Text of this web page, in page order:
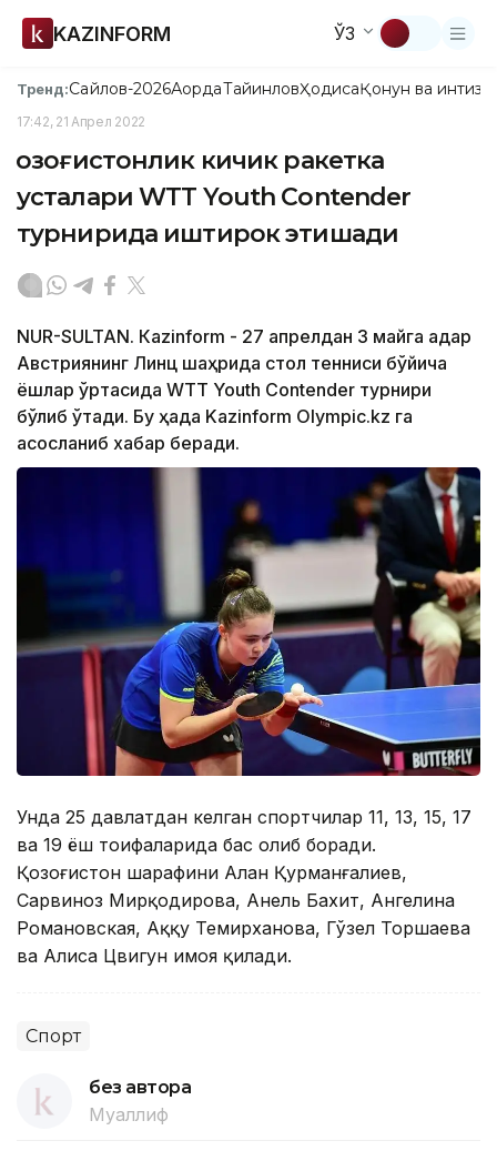
KAZINFORM ЎЗ
Тренд:Сайлов-2026АқордаТайинловҲодисаҚонун ва
17:42, 21 Апрел 2022
Қозоғистонлик кичик ракетка
усталари WТТ Youth Cоntender
турнирида иштирок этишади
NUR-SULTAN. Кazinform - 27 апрелдан 3 майга қадар
Австриянинг Линц шаҳрида стол тенниси бўйича
ёшлар ўртасида WТТ Youth Contender турнири
бўлиб ўтади. Бу ҳақда Kazinform Оlympic.kz га
асосланиб хабар беради.
Унда 25 давлатдан келган спортчилар 11, 13, 15, 17
ва 19 ёш тоифаларида баҳс олиб боради.
Қозоғистон шарафини Алан Қурманғалиев,
Сарвиноз Мирқодирова, Анель Бахит, Ангелина
Романовская, Аққу Темирханова, Гўзел Торшаева
ва Алиса Цвигун ҳимоя қилади.
Спорт
без автора
Муаллиф